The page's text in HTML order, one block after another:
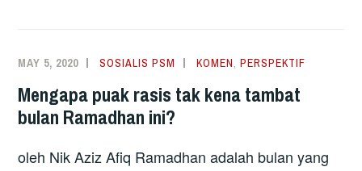
ROHINGYA
MAY 5, 2020 SOSIALIS PSM KOMEN,PERSPEKTIF
Mengapa puak rasis tak kena tambat
bulan Ramadhan ini?
oleh Nik Aziz Afiq Ramadhan adalah bulan yang